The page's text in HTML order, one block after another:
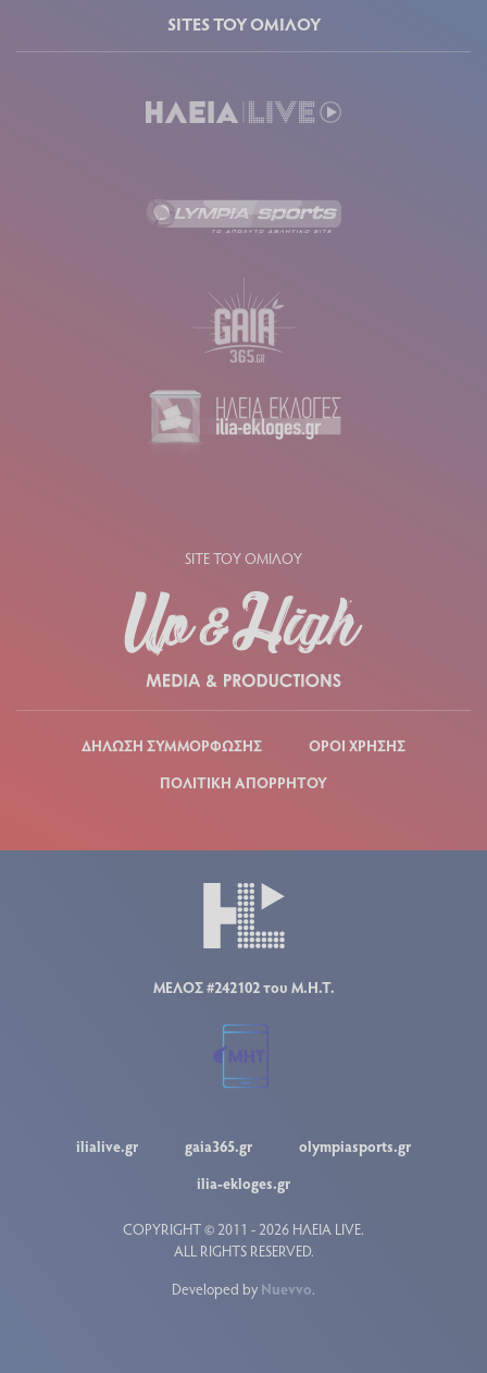
SITES ΤΟΥ ΟΜΙΛΟΥ
SITE ΤΟΥ ΟΜΙΛΟΥ
ΔΗΛΩΣΗ ΣΥΜΜΟΡΦΩΣΗΣ
ΟΡΟΙ ΧΡΗΣΗΣ
ΠΟΛΙΤΙΚΗ ΑΠΟΡΡΗΤΟΥ
ΜΕΛΟΣ #242102 του Μ.Η.Τ.
ilialive.gr gaia365.gr
olympiasports.gr
ilia-ekloges.gr
COPYRIGHT © 2011 - 2026 ΗΛΕΙΑ LIVE.
ALL RIGHTS RESERVED.
Developed by Nuevvo.